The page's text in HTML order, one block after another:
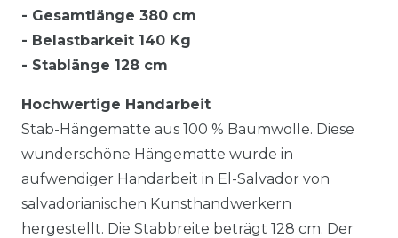
- Gesamtlänge 380 cm
- Belastbarkeit 140 Kg
- Stablänge 128 cm
Hochwertige Handarbeit
Stab-Hängematte aus 100 % Baumwolle. Diese
wunderschöne Hängematte wurde in
aufwendiger Handarbeit in El-Salvador von
salvadorianischen Kunsthandwerkern
hergestellt. Die Stabbreite beträgt 128 cm. Der